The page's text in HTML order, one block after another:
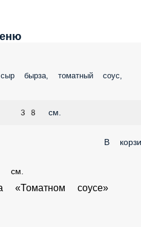
томатный соус, тесто)
соусе»